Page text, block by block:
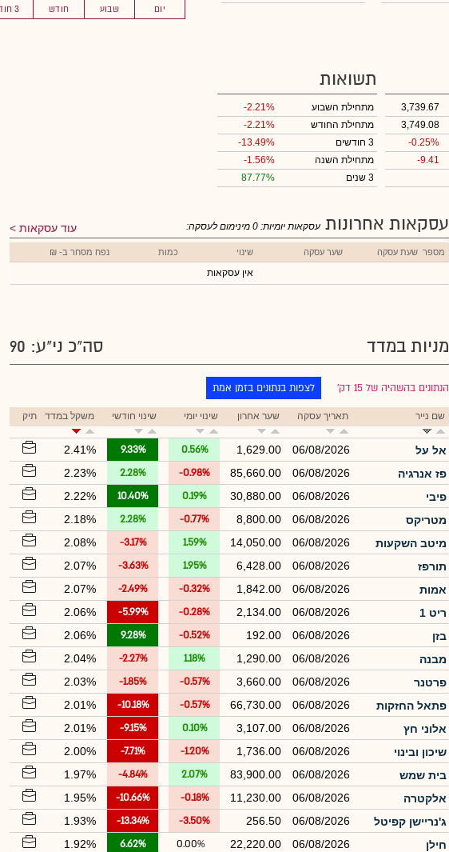
יום שבוע חודש 3 חוד'
3,739.67
3,749.08
-0.25%
-9.41
תשואות
מתחילת השבוע
-2.21%
מתחילת החודש
-2.21%
3 חודשים
-13.49%
מתחילת השנה
-1.56%
3 שנים
87.77%
עסקאות אחרונות עוד עסקאות עסקאות יומיות: 0 מינימום לעסקה:
מספר שעת עסקה שער עסקה שינוי כמות נפח מסחר ב- ₪
אין עסקאות
מניות במדד סה"כ ני"ע: 90
הנתונים בהשהיה של 15 דק׳ לצפות בנתונים בזמן אמת
שם נייר תאריך עסקה שער אחרון שינוי יומי שינוי חודשי משקל במדד תיק
אל על 06/08/2026
1,629.00
0.56%
9.33%
2.41%
פז אנרגיה
06/08/2026
85,660.00
-0.98%
2.28%
2.23%
פיבי
06/08/2026
30,880.00
0.19%
10.40%
2.22%
מטריקס
06/08/2026
8,800.00
-0.77%
2.28%
2.18%
מיטב השקעות
06/08/2026
14,050.00
1.59%
-3.17%
2.08%
תורפז
06/08/2026
6,428.00
1.95%
-3.63%
2.07%
אמות
06/08/2026
1,842.00
-0.32%
-2.49%
2.07%
ריט 1
06/08/2026
2,134.00
-0.28%
-5.99%
2.06%
בזן
06/08/2026
192.00
-0.52%
9.28%
2.06%
מבנה
06/08/2026
1,290.00
1.18%
-2.27%
2.04%
פרטנר
06/08/2026
3,660.00
-0.57%
-1.85%
2.03%
פתאל החזקות
06/08/2026
66,730.00
-0.57%
-10.18%
2.01%
אלוני חץ
06/08/2026
3,107.00
0.10%
-9.15%
2.01%
שיכון ובינוי
06/08/2026
1,736.00
-1.20%
-7.71%
2.00%
בית שמש
06/08/2026
83,900.00
2.07%
-4.84%
1.97%
אלקטרה
06/08/2026
11,230.00
-0.18%
-10.66%
1.95%
ג'נריישן קפיטל
06/08/2026
256.50
-3.50%
-13.34%
1.93%
חילן
06/08/2026
22,220.00
0.00%
6.62%
1.92%